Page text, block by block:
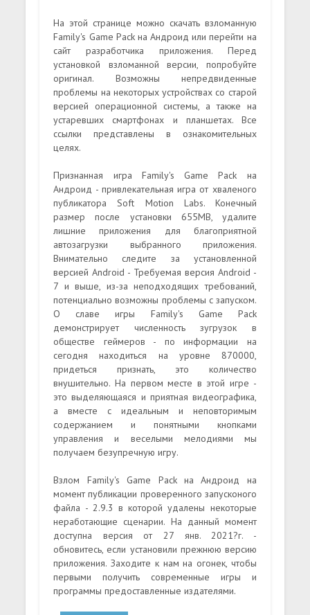
На этой странице можно скачать взломанную
Family's Game Pack на Андроид или перейти на
сайт разработчика приложения. Перед
установкой взломанной версии, попробуйте
оригинал. Возможны непредвиденные
проблемы на некоторых устройствах со старой
версией операционной системы, а также на
устаревших смартфонах и планшетах. Все
ссылки представлены в ознакомительных
целях.
Признанная игра Family's Game Pack на
Андроид - привлекательная игра от хваленого
публикатора Soft Motion Labs. Конечный
размер после установки 655MB, удалите
лишние приложения для благоприятной
автозагрузки выбранного приложения.
Внимательно следите за установленной
версией Android - Требуемая версия Android -
7 и выше, из-за неподходящих требований,
потенциально возможны проблемы с запуском.
О славе игры Family's Game Pack
демонстрирует численность зугрузок в
обществе геймеров - по информации на
сегодня находиться на уровне 870000,
придеться признать, это количество
внушительно. На первом месте в этой игре -
это выделяющаяся и приятная видеографика,
а вместе с идеальным и неповторимым
содержанием и понятными кнопками
управления и веселыми мелодиями мы
получаем безупречную игру.
Взлом Family's Game Pack на Андроид на
момент публикации проверенного запусконого
файла - 2.9.3 в которой удалены некоторые
неработающие сценарии. На данный момент
доступна версия от 27 янв. 2021?г. -
обновитесь, если установили прежнюю версию
приложения. Заходите к нам на огонек, чтобы
первыми получить современные игры и
программы предоставленные издателями.